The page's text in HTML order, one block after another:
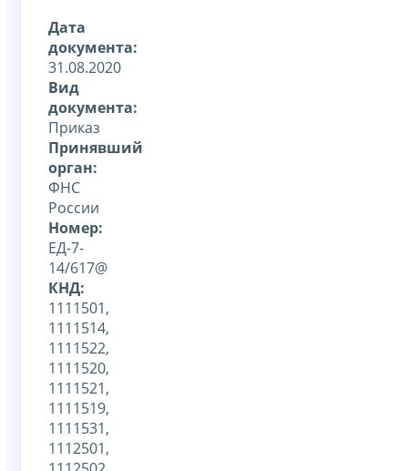
Дата
документа:
31.08.2020
Вид
документа:
Приказ
Принявший
орган:
ФНС
России
Номер:
ЕД-7-
14/617@
КНД:
1111501,
1111514,
1111522,
1111520,
1111521,
1111519,
1111531,
1112501,